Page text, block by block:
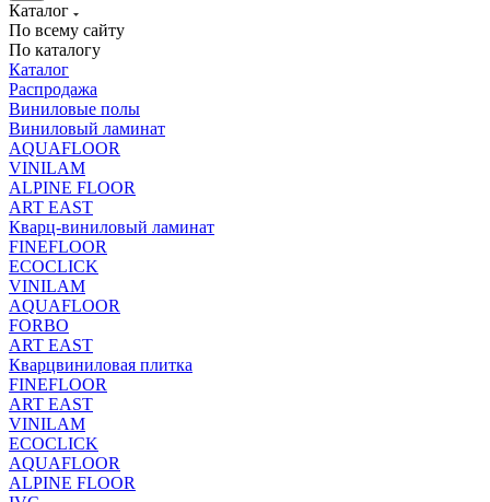
Каталог
По всему сайту
По каталогу
Каталог
Распродажа
Виниловые полы
Виниловый ламинат
AQUAFLOOR
VINILAM
ALPINE FLOOR
ART EAST
Кварц-виниловый ламинат
FINEFLOOR
ECOCLICK
VINILAM
AQUAFLOOR
FORBO
ART EAST
Кварцвиниловая плитка
FINEFLOOR
ART EAST
VINILAM
ECOCLICK
AQUAFLOOR
ALPINE FLOOR